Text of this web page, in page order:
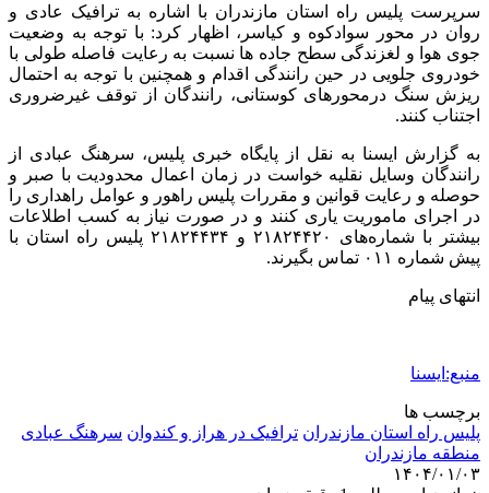
سرپرست پلیس راه استان مازندران با اشاره به ترافیک عادی و
روان در محور سوادکوه و کیاسر، اظهار کرد: با توجه به وضعیت
جوی هوا و لغزندگی سطح جاده ها نسبت به رعایت فاصله طولی با
خودروی جلویی در حین رانندگی اقدام و همچنین با توجه به احتمال
ریزش سنگ درمحورهای کوستانی، رانندگان از توقف غیرضروری
اجتناب کنند.
به گزارش ایسنا به نقل از پایگاه خبری پلیس، سرهنگ عبادی از
رانندگان وسایل نقلیه خواست در زمان اعمال محدودیت با صبر و
حوصله و رعایت قوانین و مقررات پلیس راهور و عوامل راهداری را
در اجرای ماموریت یاری کنند و در صورت نیاز به کسب اطلاعات
بیشتر با شماره‌های ۲۱۸۲۴۴۲۰ و ۲۱۸۲۴۴۳۴ پلیس راه استان با
پیش شماره ۰۱۱ تماس بگیرند.
انتهای پیام
منبع:ایسنا
برچسب ها
پلیس راه استان مازندران ترافیک در هراز و کندوان سرهنگ عبادی
منطقه مازندران
۱۴۰۴/۰۱/۰۳